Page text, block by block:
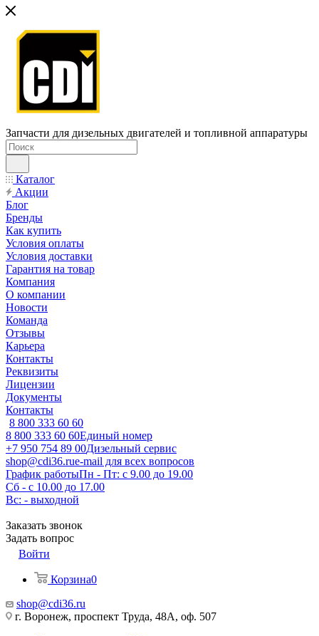
Запчасти для дизельных двигателей и топливной аппаратуры
Каталог
Акции
Блог
Бренды
Как купить
Условия оплаты
Условия доставки
Гарантия на товар
Компания
О компании
Новости
Команда
Отзывы
Карьера
Контакты
Реквизиты
Лицензии
Документы
Контакты
8 800 333 60 60
8 800 333 60 60Единый номер
+7 950 754 89 00Дизельный сервис
shop@cdi36.rue-mail для всех вопросов
График работыПн - Пт: с 9.00 до 19.00
Сб - с 10.00 до 17.00
Вс: - выходной
Заказать звонок
Задать вопрос
Войти
Корзина0
shop@cdi36.ru
г. Воронеж, проспект Труда, 48А, оф. 507